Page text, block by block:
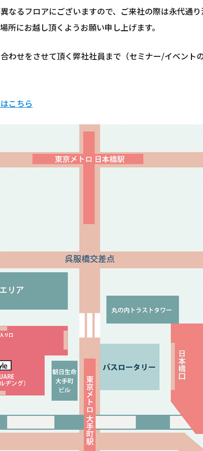
なるフロアにございますので、ご来社の際は永代通
所にお越し頂くようお願い申し上げます。
わせをさせて頂く弊社社員まで（セミナー/イベント
こちら